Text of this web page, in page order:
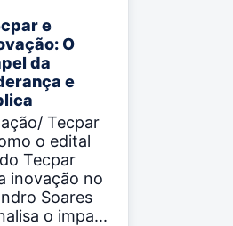
e
O
da
e
Tecpar
o edital
Tecpar
inovação no
Soares
o impa...